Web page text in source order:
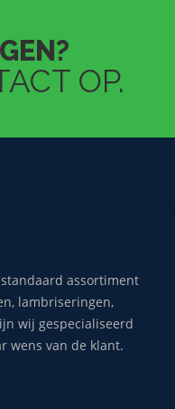
OP.
assortiment
lambriseringen,
wij gespecialiseerd
wens van de klant.